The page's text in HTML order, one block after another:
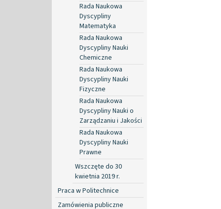
Rada Naukowa
Dyscypliny
Matematyka
Rada Naukowa
Dyscypliny Nauki
Chemiczne
Rada Naukowa
Dyscypliny Nauki
Fizyczne
Rada Naukowa
Dyscypliny Nauki o
Zarządzaniu i Jakości
Rada Naukowa
Dyscypliny Nauki
Prawne
Wszczęte do 30
kwietnia 2019 r.
Praca w Politechnice
Zamówienia publiczne